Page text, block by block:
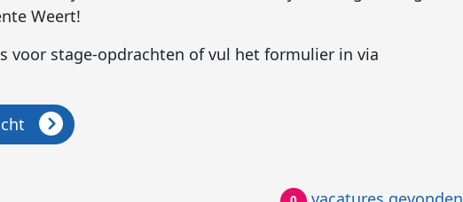
Weert!
voor stage-opdrachten of vul het formulier in via